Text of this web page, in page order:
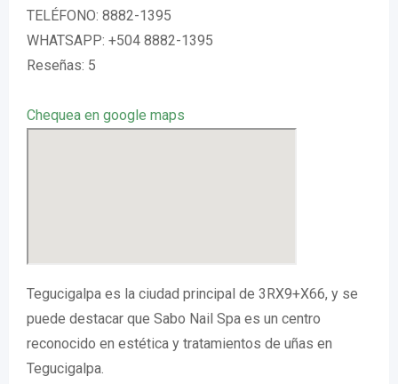
TELÉFONO: 8882-1395
WHATSAPP: +504 8882-1395
Reseñas: 5
Chequea en google maps
Tegucigalpa es la ciudad principal de 3RX9+X66, y se
puede destacar que Sabo Nail Spa es un centro
reconocido en estética y tratamientos de uñas en
Tegucigalpa.